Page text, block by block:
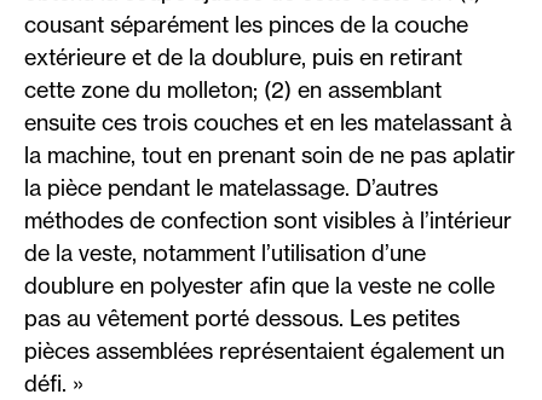
cousant séparément les pinces de la couche
extérieure et de la doublure, puis en retirant
cette zone du molleton; (2) en assemblant
ensuite ces trois couches et en les matelassant à
la machine, tout en prenant soin de ne pas aplatir
la pièce pendant le matelassage. D’autres
méthodes de confection sont visibles à l’intérieur
de la veste, notamment l’utilisation d’une
doublure en polyester afin que la veste ne colle
pas au vêtement porté dessous. Les petites
pièces assemblées représentaient également un
défi. »